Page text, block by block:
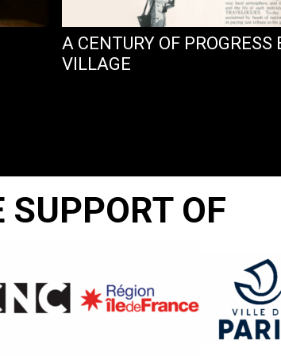
A CENTURY OF
VILLAGE
OF